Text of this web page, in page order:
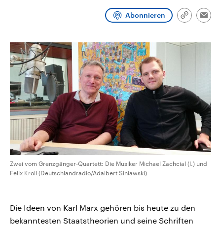
Abonnieren
Link
Zwei vom Grenzgänger-Quartett: Die Musiker Michael Zachcial (l.) und
Felix Kroll (Deutschlandradio/Adalbert Siniawski)
Die Ideen von Karl Marx gehören bis heute zu den
bekanntesten Staatstheorien und seine Schriften